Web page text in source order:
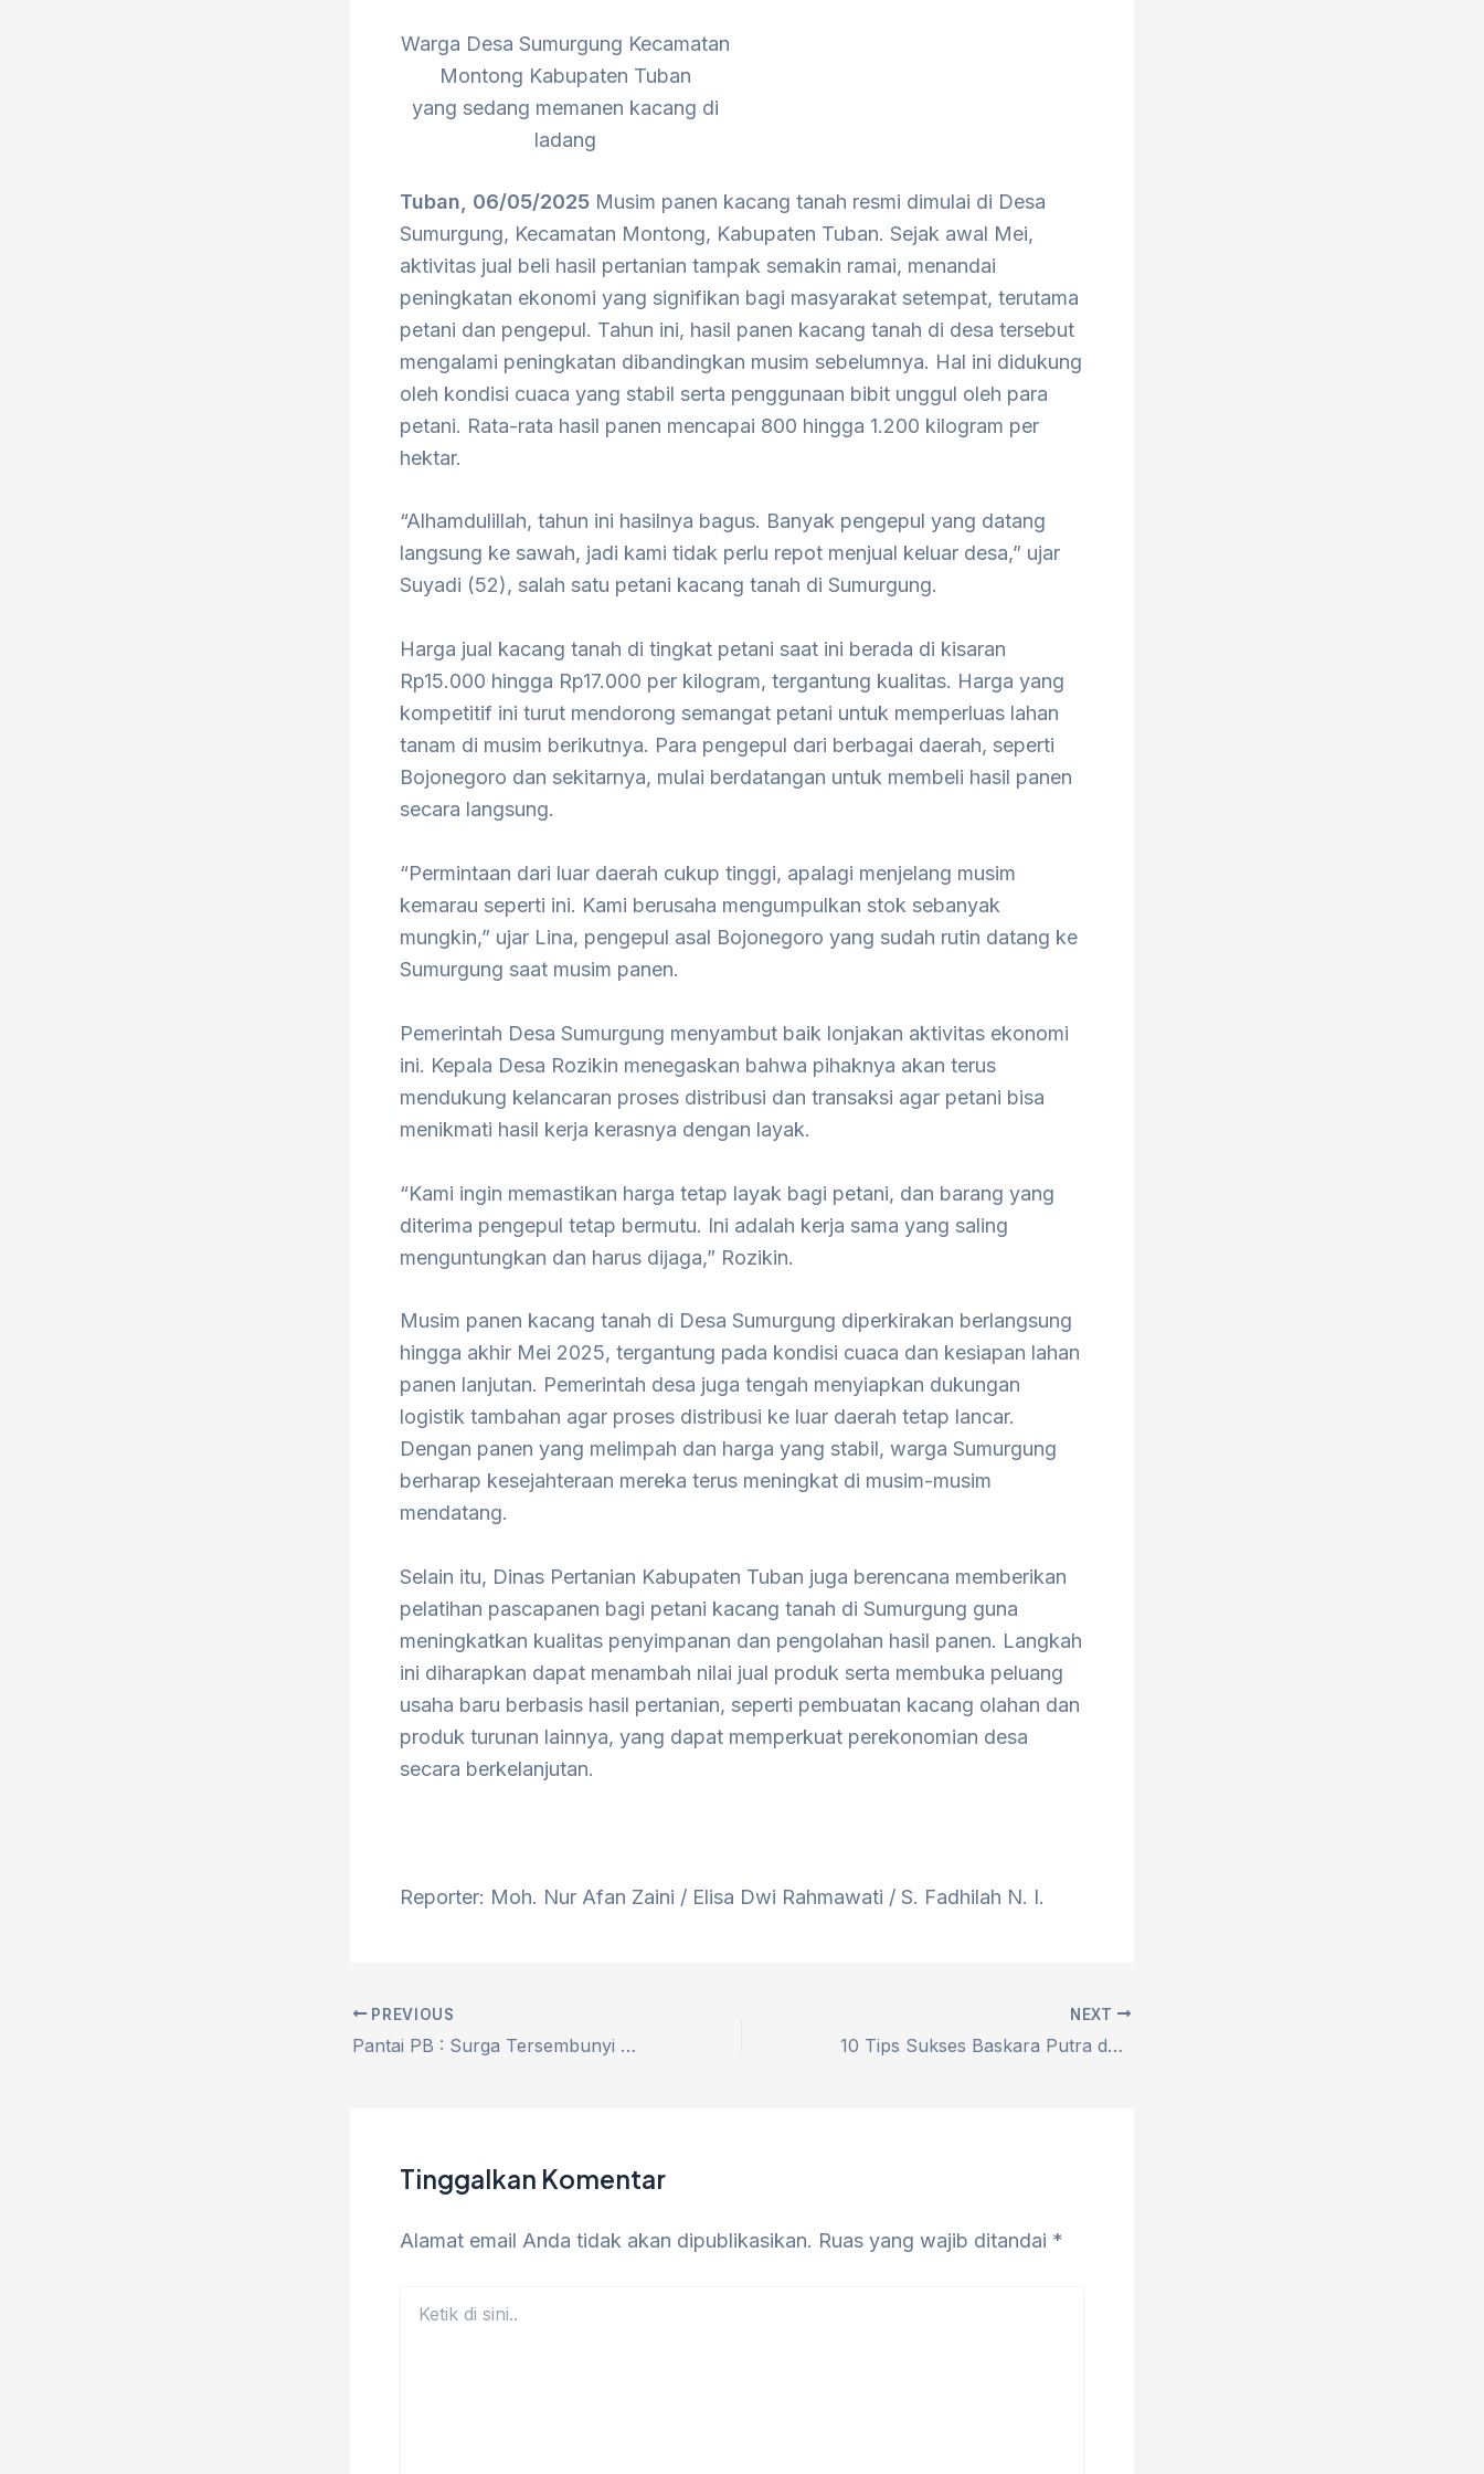
Warga Desa Sumurgung Kecamatan
Montong Kabupaten Tuban
yang sedang memanen kacang di
ladang
Tuban, 06/05/2025 Musim panen kacang tanah resmi dimulai di Desa
Sumurgung, Kecamatan Montong, Kabupaten Tuban. Sejak awal Mei,
aktivitas jual beli hasil pertanian tampak semakin ramai, menandai
peningkatan ekonomi yang signifikan bagi masyarakat setempat, terutama
petani dan pengepul. Tahun ini, hasil panen kacang tanah di desa tersebut
mengalami peningkatan dibandingkan musim sebelumnya. Hal ini didukung
oleh kondisi cuaca yang stabil serta penggunaan bibit unggul oleh para
petani. Rata-rata hasil panen mencapai 800 hingga 1.200 kilogram per
hektar.
“Alhamdulillah, tahun ini hasilnya bagus. Banyak pengepul yang datang
langsung ke sawah, jadi kami tidak perlu repot menjual keluar desa,” ujar
Suyadi (52), salah satu petani kacang tanah di Sumurgung.
Harga jual kacang tanah di tingkat petani saat ini berada di kisaran
Rp15.000 hingga Rp17.000 per kilogram, tergantung kualitas. Harga yang
kompetitif ini turut mendorong semangat petani untuk memperluas lahan
tanam di musim berikutnya. Para pengepul dari berbagai daerah, seperti
Bojonegoro dan sekitarnya, mulai berdatangan untuk membeli hasil panen
secara langsung.
“Permintaan dari luar daerah cukup tinggi, apalagi menjelang musim
kemarau seperti ini. Kami berusaha mengumpulkan stok sebanyak
mungkin,” ujar Lina, pengepul asal Bojonegoro yang sudah rutin datang ke
Sumurgung saat musim panen.
Pemerintah Desa Sumurgung menyambut baik lonjakan aktivitas ekonomi
ini. Kepala Desa Rozikin menegaskan bahwa pihaknya akan terus
mendukung kelancaran proses distribusi dan transaksi agar petani bisa
menikmati hasil kerja kerasnya dengan layak.
“Kami ingin memastikan harga tetap layak bagi petani, dan barang yang
diterima pengepul tetap bermutu. Ini adalah kerja sama yang saling
menguntungkan dan harus dijaga,” Rozikin.
Musim panen kacang tanah di Desa Sumurgung diperkirakan berlangsung
hingga akhir Mei 2025, tergantung pada kondisi cuaca dan kesiapan lahan
panen lanjutan. Pemerintah desa juga tengah menyiapkan dukungan
logistik tambahan agar proses distribusi ke luar daerah tetap lancar.
Dengan panen yang melimpah dan harga yang stabil, warga Sumurgung
berharap kesejahteraan mereka terus meningkat di musim-musim
mendatang.
Selain itu, Dinas Pertanian Kabupaten Tuban juga berencana memberikan
pelatihan pascapanen bagi petani kacang tanah di Sumurgung guna
meningkatkan kualitas penyimpanan dan pengolahan hasil panen. Langkah
ini diharapkan dapat menambah nilai jual produk serta membuka peluang
usaha baru berbasis hasil pertanian, seperti pembuatan kacang olahan dan
produk turunan lainnya, yang dapat memperkuat perekonomian desa
secara berkelanjutan.
Reporter: Moh. Nur Afan Zaini / Elisa Dwi Rahmawati / S. Fadhilah N. I.
PREVIOUS
Pantai PB : Surga Tersembunyi di Perbatasan Jawa Timur dan Jawa Tengah yang Masih Lestari dan Tanpa Biaya
NEXT
10 Tips Sukses Baskara Putra dalam Menyuarakan Isu Sosial Lewat Musik
Tinggalkan Komentar
Alamat email Anda tidak akan dipublikasikan. Ruas yang wajib ditandai *